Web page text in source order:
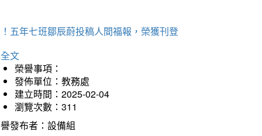
五年七班鄒辰蔚投稿人間福報，榮獲刊登
文
榮譽事項：
發佈單位：教務處
建立時間：2025-02-04
瀏覽次數：311
發布者：設備組